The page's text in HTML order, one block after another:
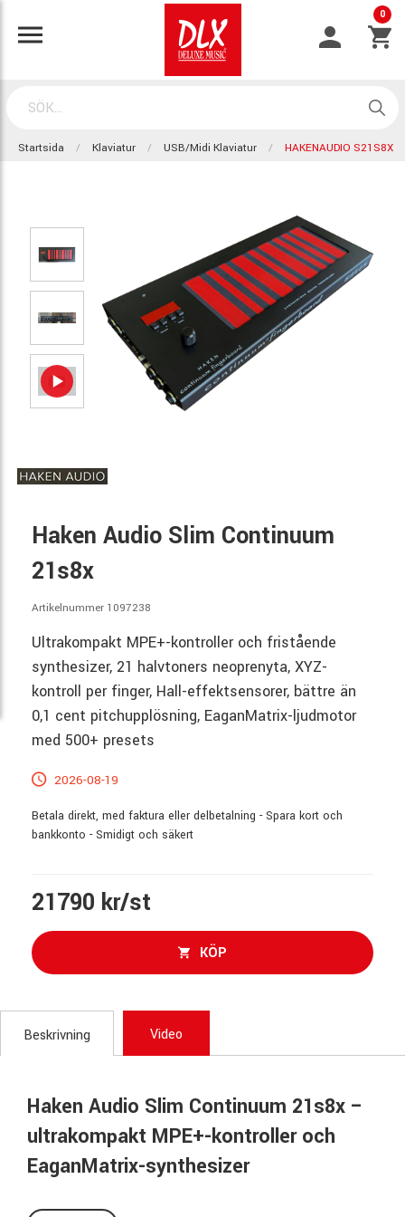
0
Startsida Klaviatur USB/Midi Klaviatur HAKENAUDIO S21S8X
Haken Audio Slim Continuum
21s8x
Artikelnummer 1097238
Ultrakompakt MPE+-kontroller och fristående
synthesizer, 21 halvtoners neoprenyta, XYZ-
kontroll per finger, Hall-effektsensorer, bättre än
0,1 cent pitchupplösning, EaganMatrix-ljudmotor
med 500+ presets
2026-08-19
Betala direkt, med faktura eller delbetalning - Spara kort och
bankkonto - Smidigt och säkert
21790 kr/st
KÖP
Beskrivning Video
Haken Audio Slim Continuum 21s8x –
ultrakompakt MPE+-kontroller och
EaganMatrix-synthesizer